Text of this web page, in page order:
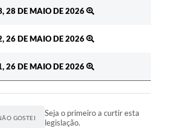
28 DE MAIO DE 2026
26 DE MAIO DE 2026
26 DE MAIO DE 2026
GOSTEI
Seja o primeiro a curtir esta
legislação.